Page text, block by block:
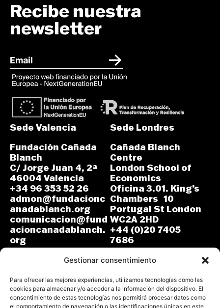
Gestionar consentimiento
Para ofrecer las mejores experiencias, utilizamos tecnologías como las
cookies para almacenar y/o acceder a la información del dispositivo. El
consentimiento de estas tecnologías nos permitirá procesar datos como
el comportamiento de navegación o las identificaciones únicas en este
Recibe nuestra
newsletter
Sede Valencia
Fundación Cañada
Blanch
C/ Jorge Juan 4, 2ª
46004 Valencia
+34 96 353 52 26
admon@fundacionc
anadablanch.org
comunicacion@fund
acioncanadablanch.
org
Sede Londres
Cañada Blanch
Centre
London School of
Economics
Oficina 3.01. King’s
Chambers 10
Portugal St London
WC2A 2HD
+44 (0)20 7405
7686
m.osuna-
vergara@lse.ac.uk